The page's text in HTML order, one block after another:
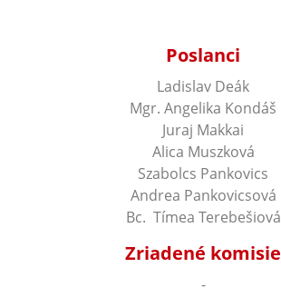
Poslanci
Ladislav Deák
Mgr. Angelika Kondáš
Juraj Makkai
Alica Muszková
Szabolcs Pankovics
Andrea Pankovicsová
Bc. Tímea Terebešiová
Zriadené komisie
-